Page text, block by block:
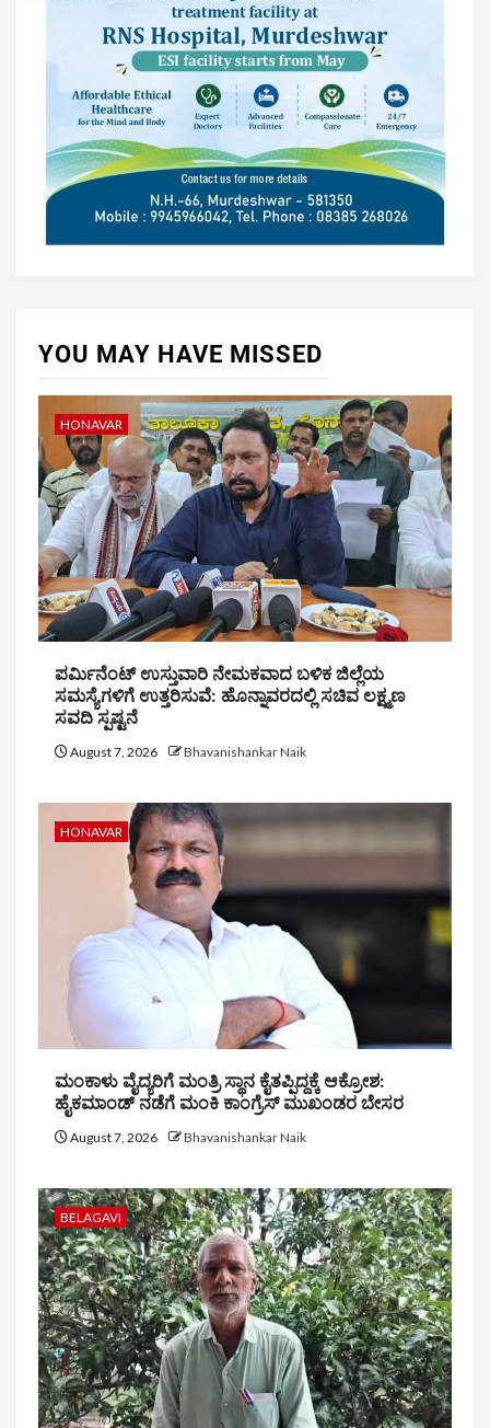
YOU MAY HAVE MISSED
HONAVAR
ಪರ್ಮಿನೆಂಟ್ ಉಸ್ತುವಾರಿ ನೇಮಕವಾದ ಬಳಿಕ ಜಿಲ್ಲೆಯ
ಸಮಸ್ಯೆಗಳಿಗೆ ಉತ್ತರಿಸುವೆ: ಹೊನ್ನಾವರದಲ್ಲಿ ಸಚಿವ ಲಕ್ಷ್ಮಣ
ಸವದಿ ಸ್ಪಷ್ಟನೆ
August 7, 2026 Bhavanishankar Naik
HONAVAR
ಮಂಕಾಳು ವೈದ್ಯರಿಗೆ ಮಂತ್ರಿ ಸ್ಥಾನ ಕೈತಪ್ಪಿದ್ದಕ್ಕೆ ಆಕ್ರೋಶ:
ಹೈಕಮಾಂಡ್ ನಡೆಗೆ ಮಂಕಿ ಕಾಂಗ್ರೆಸ್ ಮುಖಂಡರ ಬೇಸರ
August 7, 2026 Bhavanishankar Naik
BELAGAVI